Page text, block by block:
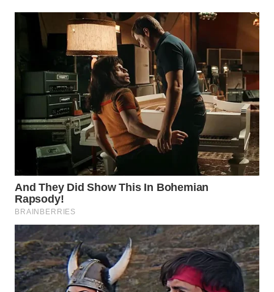
WN
TAPANULI
SELATAN
WN
TANJUNG
LESUNG
KARO
WN
SIMALUNGUN
WN
LABUHANBATU
WN
TAPANULI